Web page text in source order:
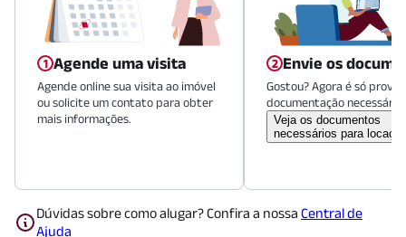
Agende uma visita
Agende online sua visita ao imóvel
ou solicite um contato para obter
mais informações.
Envie os
Gostou? Agora é só
documentação necessária.
Veja os documentos
necessários para
Dúvidas sobre como alugar? Confira a nossa Central de
Ajuda